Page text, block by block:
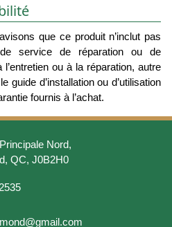
que ce produit n’inclut pas
service de réparation ou de
ou à la réparation, autre
guide d’installation ou d’utilisation
fournis à l’achat.
Nord,
QC, J0B2H0